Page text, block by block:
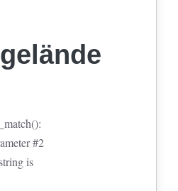
#2
is